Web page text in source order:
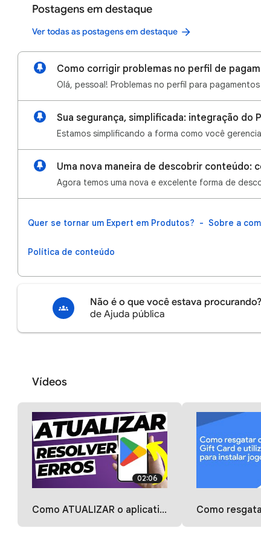
Postagens em destaque
Ver todas as postagens em destaque
Uma nova maneira de descobrir conteúdo:
Quer se tornar um Expert em Produtos? Sobre a
Política de conteúdo
Não é o que você estava procurando?
de Ajuda pública
Vídeos
02:06
Como ATUALIZAR o aplicativo da Google Play. Não consigo baixar apps na play store resolver 2023 Como resgatar o Gift Card